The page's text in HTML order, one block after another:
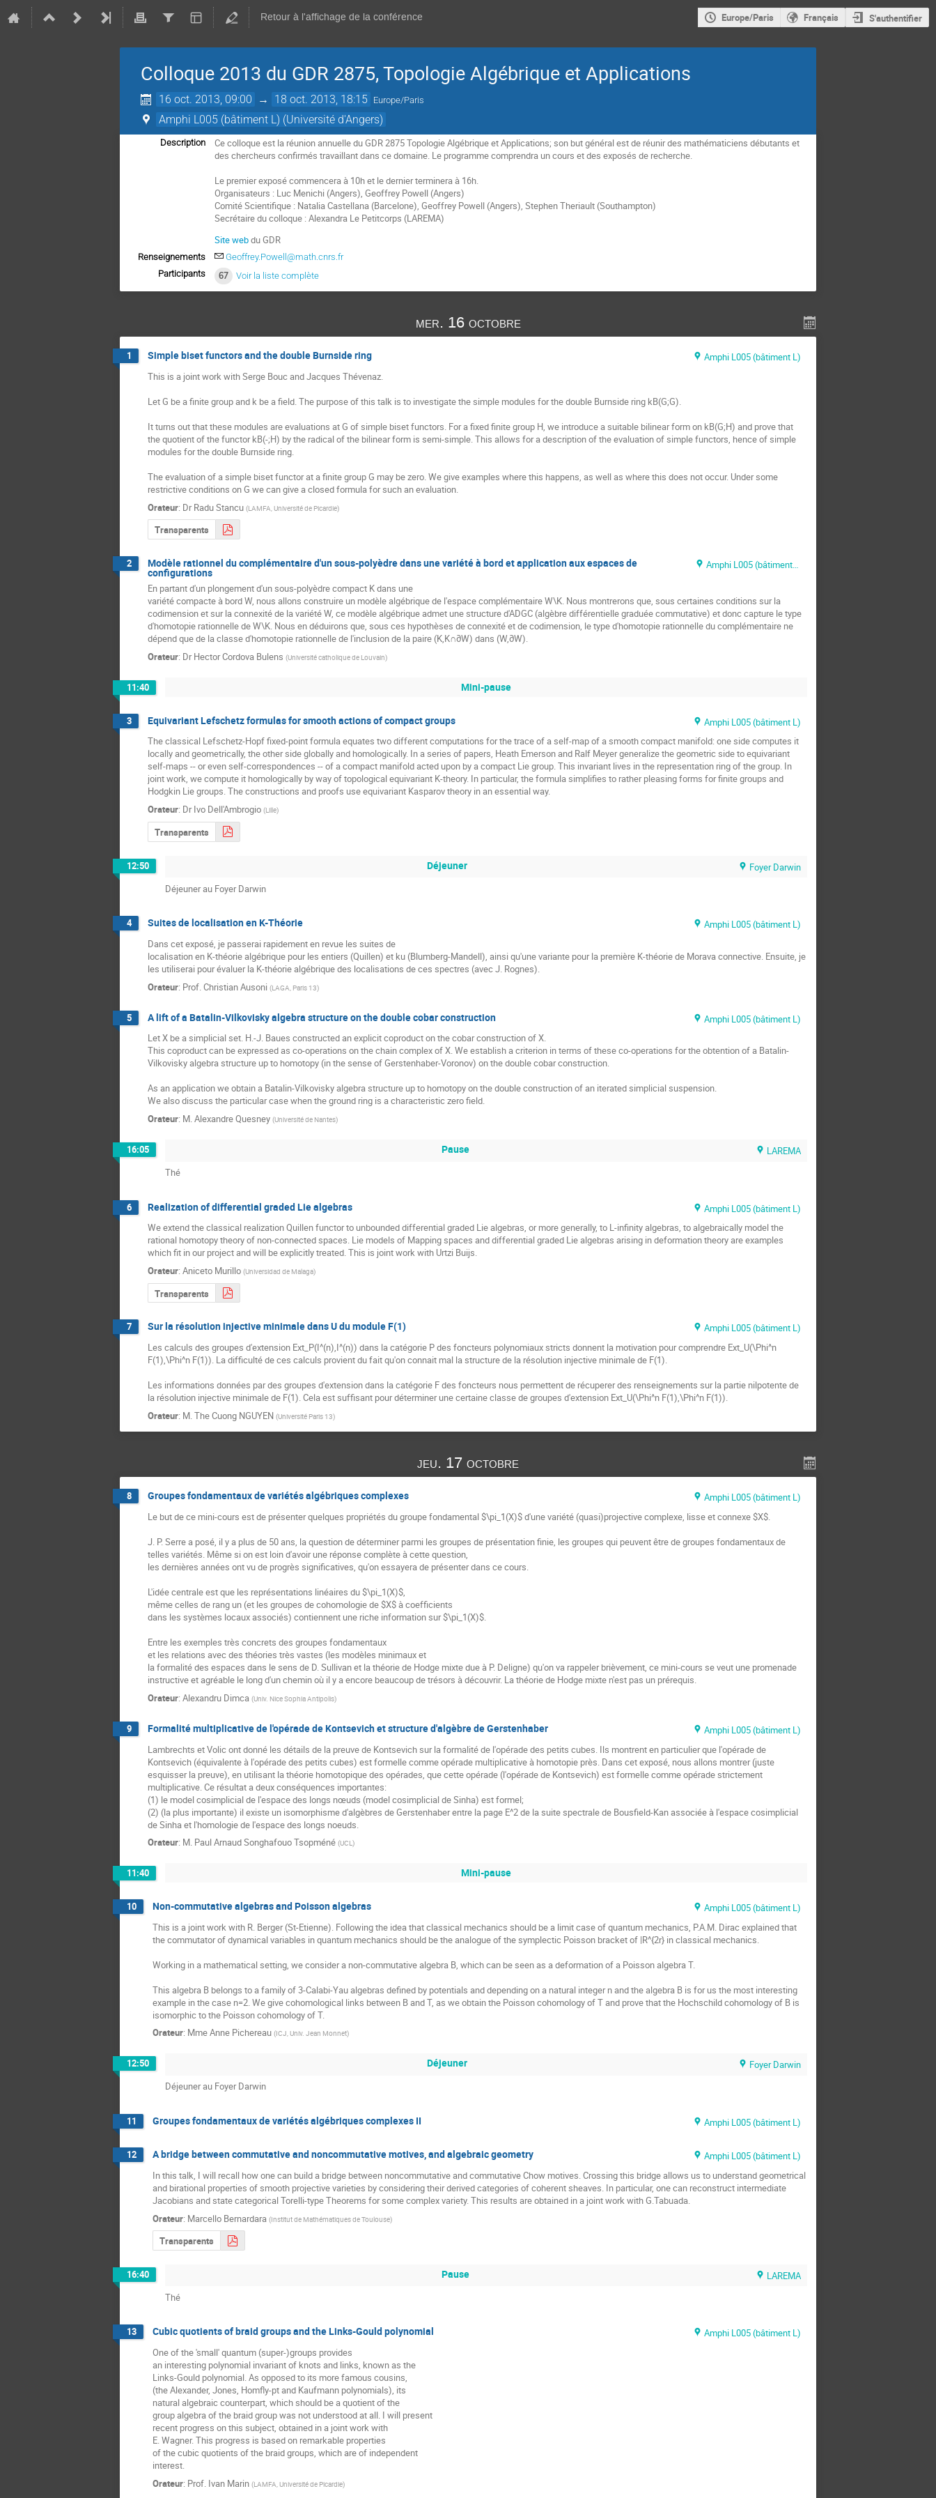
Retour à l'affichage de la conférence Europe/Paris Français S'authentifier
Colloque 2013 du GDR 2875, Topologie Algébrique et Applications
16 oct. 2013, 09:00 → 18 oct. 2013, 18:15 Europe/Paris
Amphi L005 (bâtiment L) (Université d'Angers)
Description
Ce colloque est la réunion annuelle du GDR 2875 Topologie Algébrique et Applications; son but général est de réunir des mathématiciens débutants et
des chercheurs confirmés travaillant dans ce domaine. Le programme comprendra un cours et des exposés de recherche.
Le premier exposé commencera à 10h et le dernier terminera à 16h.
Organisateurs : Luc Menichi (Angers), Geoffrey Powell (Angers)
Comité Scientifique : Natalia Castellana (Barcelone), Geoffrey Powell (Angers), Stephen Theriault (Southampton)
Secrétaire du colloque : Alexandra Le Petitcorps (LAREMA)
Site webdu GDR
Renseignements
Geoffrey.Powell@math.cnrs.fr
Participants
67 Voir la liste complète
mer. 16 octobre
1 Simple biset functors and the double Burnside ring
Amphi L005 (bâtiment L)
This is a joint work with Serge Bouc and Jacques Thévenaz.
Let G be a finite group and k be a field. The purpose of this talk is to investigate the simple modules for the double Burnside ring kB(G;G).
It turns out that these modules are evaluations at G of simple biset functors. For a fixed finite group H, we introduce a suitable bilinear form on kB(G;H) and prove that
the quotient of the functor kB(-;H) by the radical of the bilinear form is semi-simple. This allows for a description of the evaluation of simple functors, hence of simple
modules for the double Burnside ring.
The evaluation of a simple biset functor at a finite group G may be zero. We give examples where this happens, as well as where this does not occur. Under some
restrictive conditions on G we can give a closed formula for such an evaluation.
Orateur: Dr Radu Stancu (LAMFA, Université de Picardie)
Transparents
2 Modèle rationnel du complémentaire d'un sous-polyèdre dans une variété à bord et application aux espaces de
configurations
Amphi L005 (bâtiment L)
En partant d'un plongement d'un sous-polyèdre compact K dans une
variété compacte à bord W, nous allons construire un modèle algébrique de l'espace complémentaire W\K. Nous montrerons que, sous certaines conditions sur la
codimension et sur la connexité de la variété W, ce modèle algébrique admet une structure d'ADGC (algèbre différentielle graduée commutative) et donc capture le type
d'homotopie rationnelle de W\K. Nous en déduirons que, sous ces hypothèses de connexité et de codimension, le type d'homotopie rationnelle du complémentaire ne
dépend que de la classe d'homotopie rationnelle de l'inclusion de la paire (K,K∩∂W) dans (W,∂W).
Orateur: Dr Hector Cordova Bulens (Université catholique de Louvain)
11:40 Mini-pause
3 Equivariant Lefschetz formulas for smooth actions of compact groups
Amphi L005 (bâtiment L)
The classical Lefschetz-Hopf fixed-point formula equates two different computations for the trace of a self-map of a smooth compact manifold: one side computes it
locally and geometrically, the other side globally and homologically. In a series of papers, Heath Emerson and Ralf Meyer generalize the geometric side to equivariant
self-maps -- or even self-correspondences -- of a compact manifold acted upon by a compact Lie group. This invariant lives in the representation ring of the group. In
joint work, we compute it homologically by way of topological equivariant K-theory. In particular, the formula simplifies to rather pleasing forms for finite groups and
Hodgkin Lie groups. The constructions and proofs use equivariant Kasparov theory in an essential way.
Orateur: Dr Ivo Dell'Ambrogio (Lille)
Transparents
12:50 Déjeuner
Foyer Darwin
Déjeuner au Foyer Darwin
4 Suites de localisation en K-Théorie
Amphi L005 (bâtiment L)
Dans cet exposé, je passerai rapidement en revue les suites de
localisation en K-théorie algébrique pour les entiers (Quillen) et ku (Blumberg-Mandell), ainsi qu'une variante pour la première K-théorie de Morava connective. Ensuite, je
les utiliserai pour évaluer la K-théorie algébrique des localisations de ces spectres (avec J. Rognes).
Orateur: Prof. Christian Ausoni (LAGA, Paris 13)
5 A lift of a Batalin-Vilkovisky algebra structure on the double cobar construction
Amphi L005 (bâtiment L)
Let X be a simplicial set. H.-J. Baues constructed an explicit coproduct on the cobar construction of X.
This coproduct can be expressed as co-operations on the chain complex of X. We establish a criterion in terms of these co-operations for the obtention of a Batalin-
Vilkovisky algebra structure up to homotopy (in the sense of Gerstenhaber-Voronov) on the double cobar construction.
As an application we obtain a Batalin-Vilkovisky algebra structure up to homotopy on the double construction of an iterated simplicial suspension.
We also discuss the particular case when the ground ring is a characteristic zero field.
Orateur: M.Alexandre Quesney (Université de Nantes)
16:05 Pause
LAREMA
Thé
6 Realization of differential graded Lie algebras
Amphi L005 (bâtiment L)
We extend the classical realization Quillen functor to unbounded differential graded Lie algebras, or more generally, to L-infinity algebras, to algebraically model the
rational homotopy theory of non-connected spaces. Lie models of Mapping spaces and differential graded Lie algebras arising in deformation theory are examples
which fit in our project and will be explicitly treated. This is joint work with Urtzi Buijs.
Orateur: Aniceto Murillo (Universidad de Malaga)
Transparents
7 Sur la résolution injective minimale dans U du module F(1)
Amphi L005 (bâtiment L)
Les calculs des groupes d'extension Ext_P(I^(n),I^(n)) dans la catégorie P des foncteurs polynomiaux stricts donnent la motivation pour comprendre Ext_U(\Phi^n
F(1),\Phi^n F(1)). La difficulté de ces calculs provient du fait qu'on connait mal la structure de la résolution injective minimale de F(1).
Les informations données par des groupes d'extension dans la catégorie F des foncteurs nous permettent de récuperer des renseignements sur la partie nilpotente de
la résolution injective minimale de F(1). Cela est suffisant pour déterminer une certaine classe de groupes d'extension Ext_U(\Phi^n F(1),\Phi^n F(1)).
Orateur: M.The Cuong NGUYEN (Université Paris 13)
jeu. 17 octobre
8 Groupes fondamentaux de variétés algébriques complexes
Amphi L005 (bâtiment L)
Le but de ce mini-cours est de présenter quelques propriétés du groupe fondamental $\pi_1(X)$ d'une variété (quasi)projective complexe, lisse et connexe $X$.
J. P. Serre a posé, il y a plus de 50 ans, la question de déterminer parmi les groupes de présentation finie, les groupes qui peuvent être de groupes fondamentaux de
telles variétés. Même si on est loin d'avoir une réponse complète à cette question,
les dernières années ont vu de progrès significatives, qu'on essayera de présenter dans ce cours.
L'idée centrale est que les représentations linéaires du $\pi_1(X)$,
même celles de rang un (et les groupes de cohomologie de $X$ à coefficients
dans les systèmes locaux associés) contiennent une riche information sur $\pi_1(X)$.
Entre les exemples très concrets des groupes fondamentaux
et les relations avec des théories très vastes (les modèles minimaux et
la formalité des espaces dans le sens de D. Sullivan et la théorie de Hodge mixte due à P. Deligne) qu'on va rappeler brièvement, ce mini-cours se veut une promenade
instructive et agréable le long d'un chemin où il y a encore beaucoup de trésors à découvrir. La théorie de Hodge mixte n'est pas un prérequis.
Orateur: Alexandru Dimca (Univ. Nice Sophia Antipolis)
9 Formalité multiplicative de l'opérade de Kontsevich et structure d'algèbre de Gerstenhaber
Amphi L005 (bâtiment L)
Lambrechts et Volic ont donné les détails de la preuve de Kontsevich sur la formalité de l'opérade des petits cubes. Ils montrent en particulier que l'opérade de
Kontsevich (équivalente à l'opérade des petits cubes) est formelle comme opérade multiplicative à homotopie près. Dans cet exposé, nous allons montrer (juste
esquisser la preuve), en utilisant la théorie homotopique des opérades, que cette opérade (l'opérade de Kontsevich) est formelle comme opérade strictement
multiplicative. Ce résultat a deux conséquences importantes:
(1) le model cosimplicial de l'espace des longs nœuds (model cosimplicial de Sinha) est formel;
(2) (la plus importante) il existe un isomorphisme d'algèbres de Gerstenhaber entre la page E^2 de la suite spectrale de Bousfield-Kan associée à l'espace cosimplicial
de Sinha et l'homologie de l'espace des longs noeuds.
Orateur: M. Paul Arnaud Songhafouo Tsopméné (UCL)
11:40 Mini-pause
10 Non-commutative algebras and Poisson algebras
Amphi L005 (bâtiment L)
This is a joint work with R. Berger (St-Etienne). Following the idea that classical mechanics should be a limit case of quantum mechanics, P.A.M. Dirac explained that
the commutator of dynamical variables in quantum mechanics should be the analogue of the symplectic Poisson bracket of |R^{2r} in classical mechanics.
Working in a mathematical setting, we consider a non-commutative algebra B, which can be seen as a deformation of a Poisson algebra T.
This algebra B belongs to a family of 3-Calabi-Yau algebras defined by potentials and depending on a natural integer n and the algebra B is for us the most interesting
example in the case n=2. We give cohomological links between B and T, as we obtain the Poisson cohomology of T and prove that the Hochschild cohomology of B is
isomorphic to the Poisson cohomology of T.
Orateur: MmeAnne Pichereau (ICJ, Univ. Jean Monnet)
12:50 Déjeuner
Foyer Darwin
Déjeuner au Foyer Darwin
11 Groupes fondamentaux de variétés algébriques complexes II Amphi L005 (bâtiment L)
12 A bridge between commutative and noncommutative motives, and algebraic geometry
Amphi L005 (bâtiment L)
In this talk, I will recall how one can build a bridge between noncommutative and commutative Chow motives. Crossing this bridge allows us to understand geometrical
and birational properties of smooth projective varieties by considering their derived categories of coherent sheaves. In particular, one can reconstruct intermediate
Jacobians and state categorical Torelli-type Theorems for some complex variety. This results are obtained in a joint work with G.Tabuada.
Orateur: Marcello Bernardara (Institut de Mathématiques de Toulouse)
Transparents
16:40 Pause
LAREMA
Thé
13 Cubic quotients of braid groups and the Links-Gould polynomial
Amphi L005 (bâtiment L)
One of the 'small' quantum (super-)groups provides
an interesting polynomial invariant of knots and links, known as the
Links-Gould polynomial. As opposed to its more famous cousins,
(the Alexander, Jones, Homfly-pt and Kaufmann polynomials), its
natural algebraic counterpart, which should be a quotient of the
group algebra of the braid group was not understood at all. I will present
recent progress on this subject, obtained in a joint work with
E. Wagner. This progress is based on remarkable properties
of the cubic quotients of the braid groups, which are of independent
interest.
Orateur: Prof. Ivan Marin (LAMFA, Université de Picardie)